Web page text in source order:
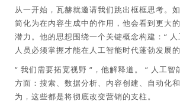
从一开始，瓦赫就邀请我们跳出框框思考。
简化为在内容生成中的作用，他会看到更大
潜力。他的思想围绕一个关键概念构建：“
人员必须掌握才能在人工智能时代蓬勃发展的
“ 我们需要拓宽视野 “，他解释道。 “ 人工智
方面：搜索、数据分析、内容创建、自动化和
为，这些都是将彻底改变营销的支柱。